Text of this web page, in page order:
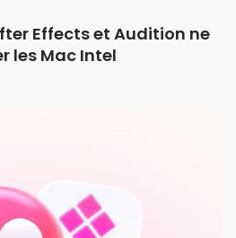
Effects et Audition ne
les Mac Intel